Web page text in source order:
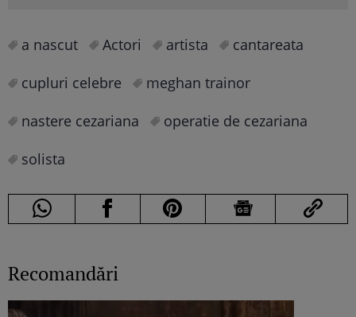
a nascut Actori artista
cantareata
cupluri celebre
meghan trainor
nastere cezariana
operatie de cezariana
solista
Recomandări